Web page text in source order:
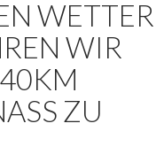
WETTER
WIR
ZU